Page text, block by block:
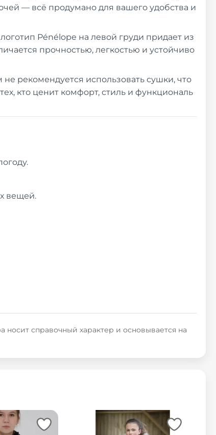
— всё продумано для вашего удобства и
Pénélope на левой груди придает из
прочностью, легкостью и устойчиво
рекомендуется использовать сушки, что
кто ценит комфорт, стиль и функциональ
вещей.
носит справочный характер и основывается на